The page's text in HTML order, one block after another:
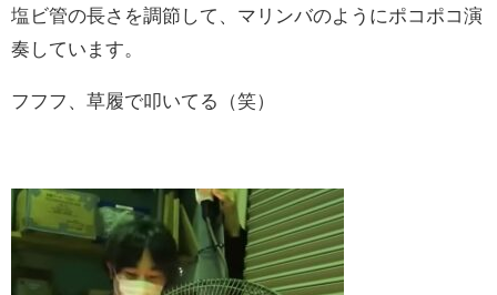
塩ビ管の長さを調節して、マリンバのようにポコポコ演
奏しています。
フフフ、草履で叩いてる（笑）